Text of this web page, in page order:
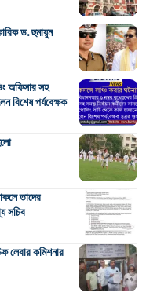
ড. হুমায়ুন
অফিসার সহ
বিশেষ পর্যবেক্ষক
তাদের
সচিব
লেবার কমিশনার